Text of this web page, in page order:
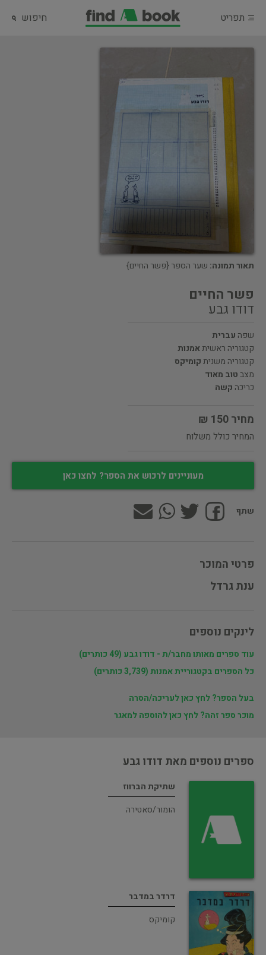
תפריט חיפוש
תאור תמונה: שער הספר {פשר החיים}
פשר החיים
דודו גבע
שפה עברית
קטגוריה ראשיתאמנות
קטגוריה משניתקומיקס
מצבטוב מאוד
כריכה קשה
מחיר 150 ₪
המחיר כולל משלוח
מעוניינים לרכוש את הספר? לחצו כאן
שתף
פרטי המוכר
ענת גרדל
לינקים נוספים
עוד ספרים מאותו מחבר/ת - דודו גבע (49 כותרים)
כל הספרים בקטגוריית אמנות (3,739 כותרים)
בעל הספר? לחץ כאן לעריכה/הסרה
מוכר ספר זהה? לחץ כאן להוספה למאגר
ספרים נוספים מאת דודו גבע
שתיקת הברווז
הומור/סאטירה
דרדר במדבר
קומיקס